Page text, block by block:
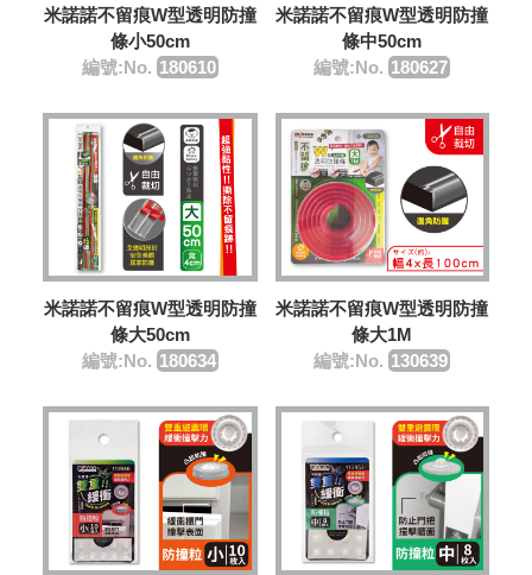
米諾諾不留痕W型透明防撞
條小50cm
編號:No. 180610
米諾諾不留痕W型透明防撞
條中50cm
編號:No. 180627
米諾諾不留痕W型透明防撞
條大50cm
編號:No. 180634
米諾諾不留痕W型透明防撞
條大1M
編號:No. 130639